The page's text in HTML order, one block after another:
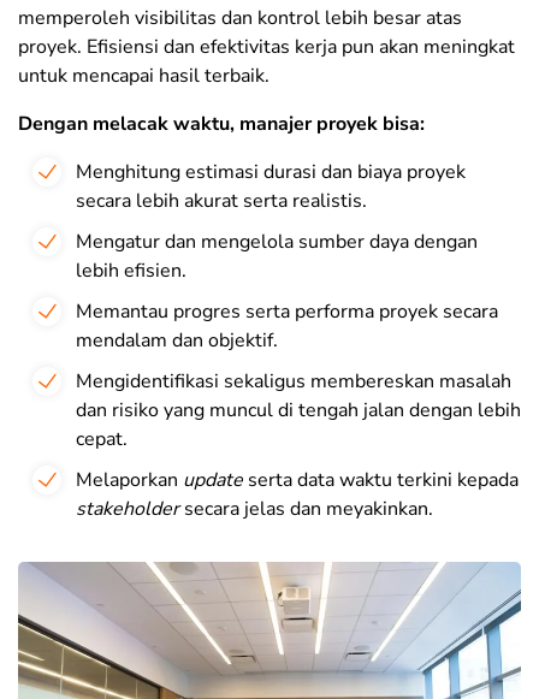
memperoleh visibilitas dan kontrol lebih besar atas
proyek. Efisiensi dan efektivitas kerja pun akan meningkat
untuk mencapai hasil terbaik.
Dengan melacak waktu, manajer proyek bisa:
Menghitung estimasi durasi dan biaya proyek
secara lebih akurat serta realistis.
Mengatur dan mengelola sumber daya dengan
lebih efisien.
Memantau progres serta performa proyek secara
mendalam dan objektif.
Mengidentifikasi sekaligus membereskan masalah
dan risiko yang muncul di tengah jalan dengan lebih
cepat.
Melaporkan update serta data waktu terkini kepada
stakeholdersecara jelas dan meyakinkan.